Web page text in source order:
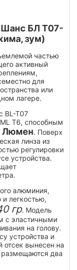
Шанс БЛ Т07-
зум)
частью
активный
для
или
лагере.
BL-T07
T6, способным
Люмен. Поверх
линза из
регулировки
устройства.
алюминия,
легкостью,
гр. Модель
с эластичными
на голову.
устройства и
отсек вынесен на
размещаются два